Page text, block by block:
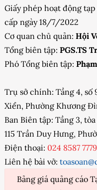
Giấy phép hoạt động
cấp ngày 18/7/2022
Cơ quan chủ quản: Hội
Tổng biên tập: PGS.TS
Phó Tổng biên tập:
Trụ sở chính: Tầng 4, số
Xiển, Phường Khương
Ban Biên tập: Tầng 3,
115 Trần Duy Hưng,
Điện thoại: 024 8587 7779
Liên hệ bài vở:
Bảng giá quảng cáo